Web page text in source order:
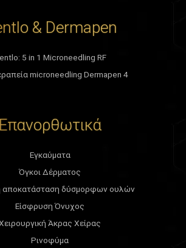
& Dermapen
5 in 1 Microneedling RF
microneedling Dermapen 4
Επανορθωτικά
Εγκαύματα
Όγκοι Δέρματος
αποκατάσταση δύσμορφων ουλών
Είσφρυση Όνυχος
Άκρας Χείρας
Ρινοφύμα